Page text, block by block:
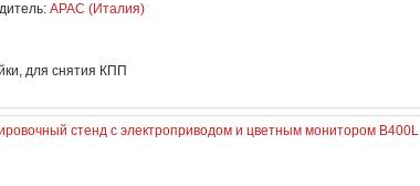
APAC (Италия)
для снятия КПП
стенд с электроприводом и цветным монитором B400L